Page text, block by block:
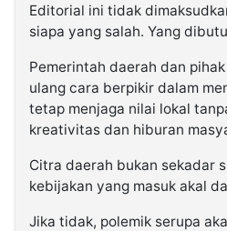
Editorial ini tidak
siapa yang salah. Yang
Pemerintah daerah dan
ulang cara berpikir dalam
tetap menjaga nilai lokal
kreativitas dan hiburan
Citra daerah bukan sekadar
kebijakan yang masuk akal
Jika tidak, polemik serupa